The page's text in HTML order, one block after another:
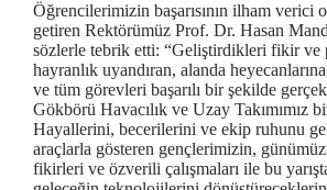
Öğrencilerimizin başarısının ilham verici
getiren Rektörümüz Prof. Dr. Hasan
sözlerle tebrik etti: “Geliştirdikleri fikir ve
hayranlık uyandıran, alanda
ve tüm görevleri başarılı bir şekilde
Gökbörü Havacılık ve Uzay Takımımız
Hayallerini, becerilerini ve ekip ruhunu
araçlarla gösteren gençlerimizin,
fikirleri ve özverili çalışmaları ile bu